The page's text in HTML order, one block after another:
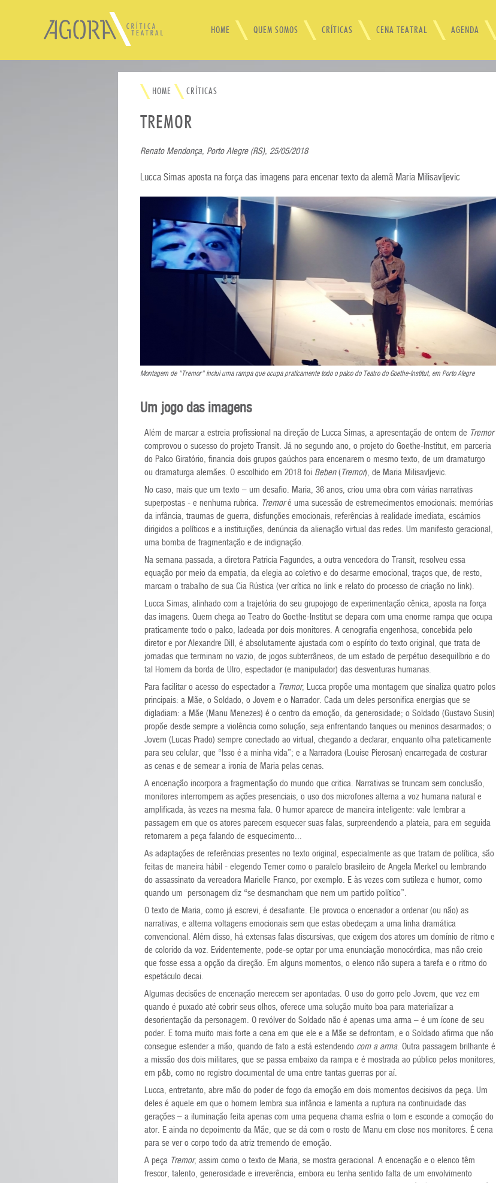
HOME QUEM SOMOS CRÍTICAS CENA TEATRAL AGENDA
HOME CRÍTICAS
TREMOR
Renato Mendonça, Porto Alegre (RS), 25/05/2018
Lucca Simas aposta na força das imagens para encenar texto da alemã Maria Milisavljevic
Montagem de "Tremor" inclui uma rampa que ocupa praticamente todo o palco do Teatro do Goethe-Institut, em Porto Alegre
Um jogo das imagens
Além de marcar a estreia profissional na direção de Lucca Simas, a apresentação de ontem de Tremor
comprovou o sucesso do projeto Transit. Já no segundo ano, o projeto do Goethe-Institut, em parceria
do Palco Giratório, financia dois grupos gaúchos para encenarem o mesmo texto, de um dramaturgo
ou dramaturga alemães. O escolhido em 2018 foi Beben( Tremor), de Maria Milisavljevic.
No caso, mais que um texto – um desafio. Maria, 36 anos, criou uma obra com várias narrativas
superpostas - e nenhuma rubrica.
Tremoré uma sucessão de estremecimentos emocionais: memórias
da infância, traumas de guerra, disfunções emocionais, referências à realidade imediata, escárnios
dirigidos a políticos e a instituições, denúncia da alienação virtual das redes. Um manifesto geracional,
uma bomba de fragmentação e de indignação.
Na semana passada, a diretora Patricia Fagundes, a outra vencedora do Transit, resolveu essa
equação por meio da empatia, da elegia ao coletivo e do desarme emocional, traços que, de resto,
marcam o trabalho de sua Cia Rústica (ver crítica no link e relato do processo de criação no link).
Lucca Simas, alinhado com a trajetória do seu grupojogo de experimentação cênica, aposta na força
das imagens. Quem chega ao Teatro do Goethe-Institut se depara com uma enorme rampa que ocupa
praticamente todo o palco, ladeada por dois monitores. A cenografia engenhosa, concebida pelo
diretor e por Alexandre Dill, é absolutamente ajustada com o espírito do texto original, que trata de
jornadas que terminam no vazio, de jogos subterrâneos, de um estado de perpétuo desequilíbrio e do
tal Homem da borda de Ulro, espectador (e manipulador) das desventuras humanas.
Para facilitar o acesso do espectador a Tremor, Lucca propõe uma montagem que sinaliza quatro polos
principais: a Mãe, o Soldado, o Jovem e o Narrador. Cada um deles personifica energias que se
digladiam: a Mãe (Manu Menezes) é o centro da emoção, da generosidade; o Soldado (Gustavo Susin)
propõe desde sempre a violência como solução, seja enfrentando tanques ou meninos desarmados; o
Jovem (Lucas Prado) sempre conectado ao virtual, chegando a declarar, enquanto olha pateticamente
para seu celular, que “Isso é a minha vida”; e a Narradora (Louise Pierosan) encarregada de costurar
as cenas e de semear a ironia de Maria pelas cenas.
A encenação incorpora a fragmentação do mundo que critica. Narrativas se truncam sem conclusão,
monitores interrompem as ações presenciais, o uso dos microfones alterna a voz humana natural e
amplificada, às vezes na mesma fala. O humor aparece de maneira inteligente: vale lembrar a
passagem em que os atores parecem esquecer suas falas, surpreendendo a plateia, para em seguida
retomarem a peça falando de esquecimento...
As adaptações de referências presentes no texto original, especialmente as que tratam de política, são
feitas de maneira hábil - elegendo Temer como o paralelo brasileiro de Angela Merkel ou lembrando
do assassinato da vereadora Marielle Franco, por exemplo. E às vezes com sutileza e humor, como
quando um personagem diz “se desmancham que nem um partido político”.
O texto de Maria, como já escrevi, é desafiante. Ele provoca o encenador a ordenar (ou não) as
narrativas, e alterna voltagens emocionais sem que estas obedeçam a uma linha dramática
convencional. Além disso, há extensas falas discursivas, que exigem dos atores um domínio de ritmo e
de colorido da voz. Evidentemente, pode-se optar por uma enunciação monocórdica, mas não creio
que fosse essa a opção da direção. Em alguns momentos, o elenco não supera a tarefa e o ritmo do
espetáculo decai.
Algumas decisões de encenação merecem ser apontadas. O uso do gorro pelo Jovem, que vez em
quando é puxado até cobrir seus olhos, oferece uma solução muito boa para materializar a
desorientação da personagem. O revólver do Soldado não é apenas uma arma – é um ícone de seu
poder. E torna muito mais forte a cena em que ele e a Mãe se defrontam, e o Soldado afirma que não
consegue estender a mão, quando de fato a está estendendo com a arma. Outra passagem brilhante é
a missão dos dois militares, que se passa embaixo da rampa e é mostrada ao público pelos monitores,
em p&b, como no registro documental de uma entre tantas guerras por aí.
Lucca, entretanto, abre mão do poder de fogo da emoção em dois momentos decisivos da peça. Um
deles é aquele em que o homem lembra sua infância e lamenta a ruptura na continuidade das
gerações – a iluminação feita apenas com uma pequena chama esfria o tom e esconde a comoção do
ator. E ainda no depoimento da Mãe, que se dá com o rosto de Manu em close nos monitores. É cena
para se ver o corpo todo da atriz tremendo de emoção.
A peça Tremor, assim como o texto de Maria, se mostra geracional. A encenação e o elenco têm
frescor, talento, generosidade e irreverência, embora eu tenha sentido falta de um envolvimento